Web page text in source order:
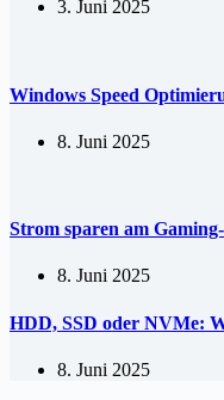
3. Juni 2025
Windows Speed
8. Juni 2025
Strom sparen am
8. Juni 2025
HDD, SSD oder NVMe:
8. Juni 2025